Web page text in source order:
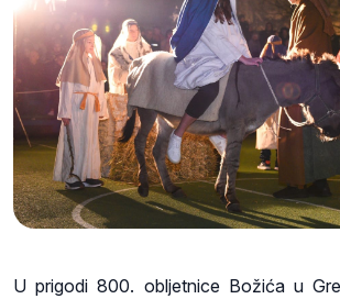
U prigodi 800. obljetnice Božića u